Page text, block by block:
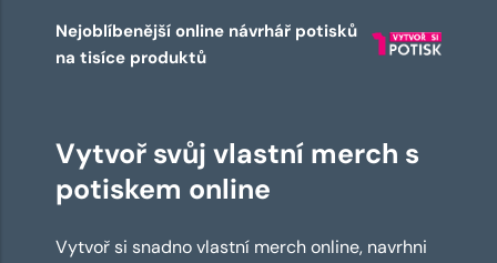
Nejoblíbenější online návrhář potisků
na tisíce produktů
Vytvoř svůj vlastní merch s
potiskem online
Vytvoř si snadno vlastní merch online, navrhni